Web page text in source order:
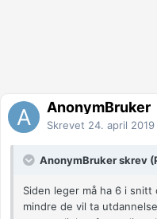
AnonymBruker
Skrevet 24. april 2019
AnonymBruker skrev
Siden leger må ha 6 i
mindre de vil ta